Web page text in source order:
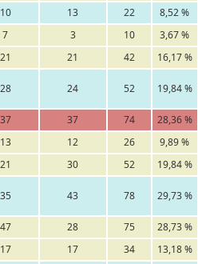
10 13 22
8,52 %
7 3 10
3,67 %
21 21 42
16,17 %
28 24 52 19,84 %
37 37 74
28,36 %
13 12 26
9,89 %
21 30 52
19,84 %
35 43 78 29,73 %
47 28 75
28,73 %
17 17 34
13,18 %